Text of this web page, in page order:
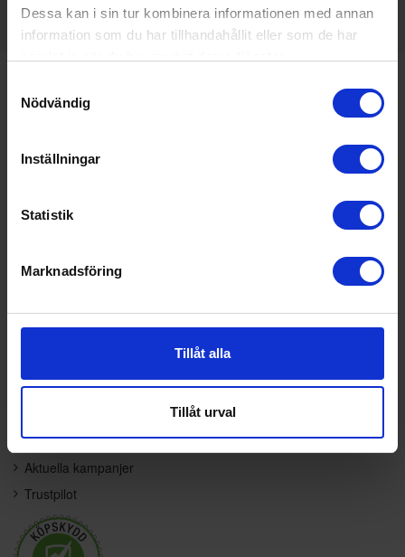
Dessa kan i sin tur kombinera informationen med annan
information som du har tillhandahållit eller som de har
Nödvändig
Inställningar
Statistik
Marknadsföring
Tillåt alla
Tillåt urval
Varumärken du älskar
Snabb leverans från Stockholm
Information
Frågor & svar
Offert
Integritetspolicy
Tillgänglighetsredogörelse
Returinformation
Kampanjer och kundbetyg
Aktuella kampanjer
Trustpilot